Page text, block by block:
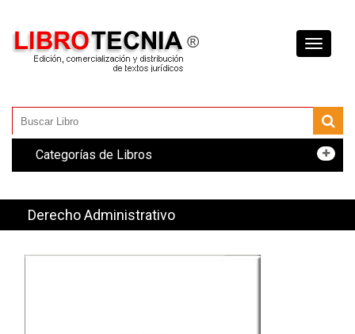
Toggle
Categorías de Libros
Derecho Administrativo